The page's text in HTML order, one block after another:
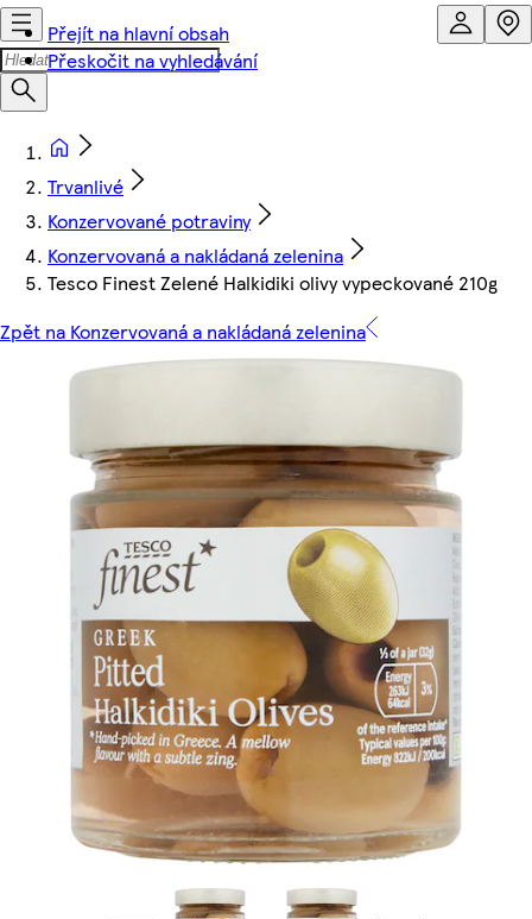
Přejít na hlavní obsah
Přeskočit na vyhledávání
Trvanlivé
Konzervované potraviny
Konzervovaná a nakládaná zelenina
Tesco Finest Zelené Halkidiki olivy vypeckované 210g
Zpět na Konzervovaná a nakládaná zelenina